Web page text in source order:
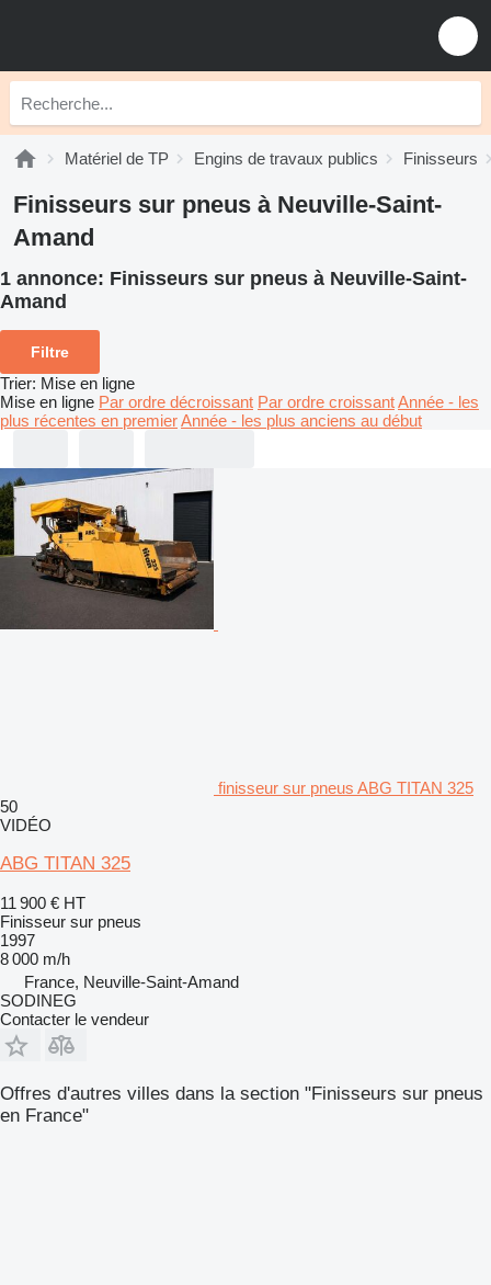
Matériel de TP Engins de travaux publics Finisseurs
Finisseurs sur pneus à Neuville-Saint-
Amand
1 annonce: Finisseurs sur pneus à Neuville-Saint-
Amand
Filtre
Trier: Mise en ligne
Mise en ligne Par ordre décroissant Par ordre croissantAnnée - les
plus récentes en premierAnnée - les plus anciens au début
finisseur sur pneus ABG TITAN 325
50
VIDÉO
ABG TITAN 325
11 900 € HT
Finisseur sur pneus
1997
8 000 m/h
France, Neuville-Saint-Amand
SODINEG
Contacter le vendeur
Offres d'autres villes dans la section "Finisseurs sur pneus
en France"